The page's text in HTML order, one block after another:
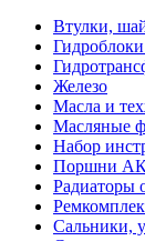
Втулки,
Железо
Масла и
Масляные
Набор
Поршни
Радиаторы
Сальники,